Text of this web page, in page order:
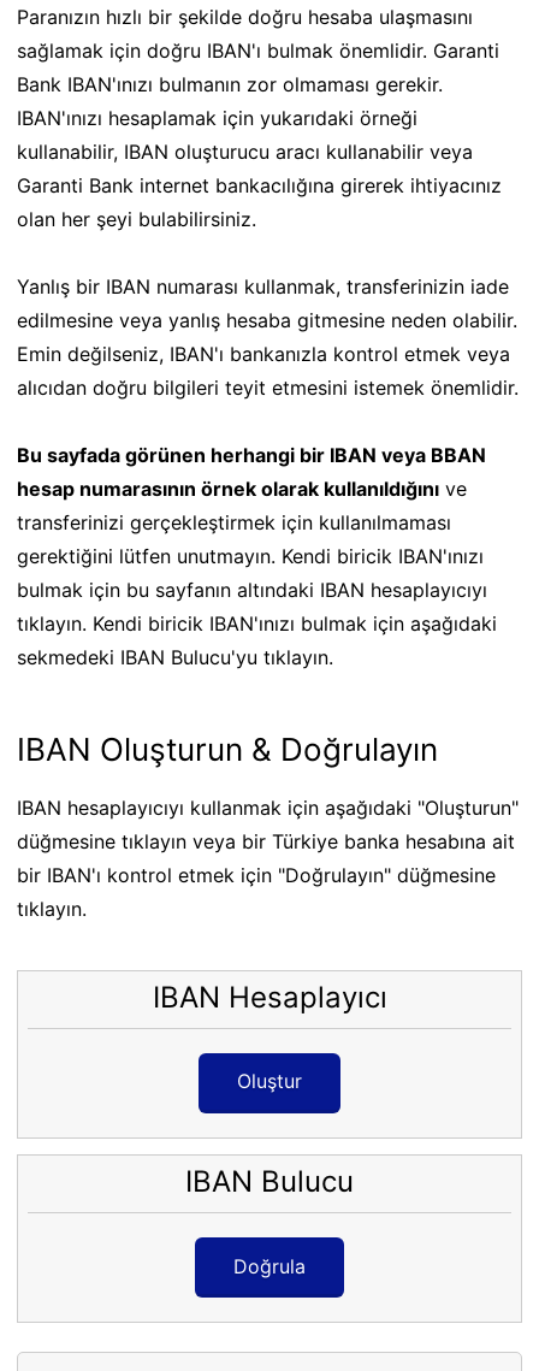
Paranızın hızlı bir şekilde doğru hesaba ulaşmasını
sağlamak için doğru IBAN'ı bulmak önemlidir. Garanti
Bank IBAN'ınızı bulmanın zor olmaması gerekir.
IBAN'ınızı hesaplamak için yukarıdaki örneği
kullanabilir, IBAN oluşturucu aracı kullanabilir veya
Garanti Bank internet bankacılığına girerek ihtiyacınız
olan her şeyi bulabilirsiniz.
Yanlış bir IBAN numarası kullanmak, transferinizin iade
edilmesine veya yanlış hesaba gitmesine neden olabilir.
Emin değilseniz, IBAN'ı bankanızla kontrol etmek veya
alıcıdan doğru bilgileri teyit etmesini istemek önemlidir.
Bu sayfada görünen herhangi bir IBAN veya BBAN
hesap numarasının örnek olarak kullanıldığını ve
transferinizi gerçekleştirmek için kullanılmaması
gerektiğini lütfen unutmayın. Kendi biricik IBAN'ınızı
bulmak için bu sayfanın altındaki IBAN hesaplayıcıyı
tıklayın. Kendi biricik IBAN'ınızı bulmak için aşağıdaki
sekmedeki IBAN Bulucu'yu tıklayın.
IBAN Oluşturun & Doğrulayın
IBAN hesaplayıcıyı kullanmak için aşağıdaki "Oluşturun"
düğmesine tıklayın veya bir Türkiye banka hesabına ait
bir IBAN'ı kontrol etmek için "Doğrulayın" düğmesine
tıklayın.
IBAN Hesaplayıcı
Oluştur
IBAN Bulucu
Doğrula